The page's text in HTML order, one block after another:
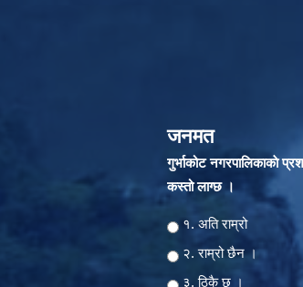
जनमत
गुर्भाकोट नगरपालिकाकाे
कस्तो लाग्छ ।
Choices
१. अति राम्रो
२‍‍. राम्रो छैन ।
३. ठिकै छ ।